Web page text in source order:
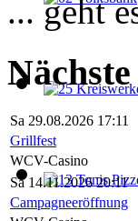
... geht
Sa 29.08.2026 17:11
Grillfest
WCV-Casino
Sa 14.11.2026 20:11
Campagneeröffnung